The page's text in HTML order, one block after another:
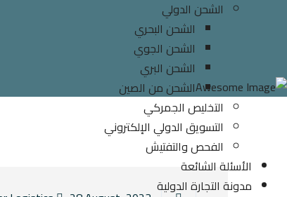
الشحن الدولي
الشحن البحري
الشحن الجوي
الشحن البري
الشحن من الصين
التخليص الجمركي
التسويق الدولي الإلكتروني
الفحص والتفتيش
الأسئلة الشائعة
مدونة التجارة الدولية